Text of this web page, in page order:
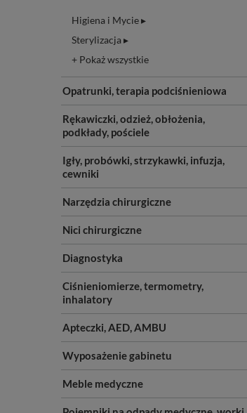
Higiena i Mycie ▸
Sterylizacja ▸
+ Pokaż wszystkie
Opatrunki, terapia podciśnieniowa
Rękawiczki, odzież, obłożenia,
podkłady, pościele
Igły, probówki, strzykawki, infuzja,
cewniki
Narzędzia chirurgiczne
Nici chirurgiczne
Diagnostyka
Ciśnieniomierze, termometry,
inhalatory
Apteczki, AED, AMBU
Wyposażenie gabinetu
Meble medyczne